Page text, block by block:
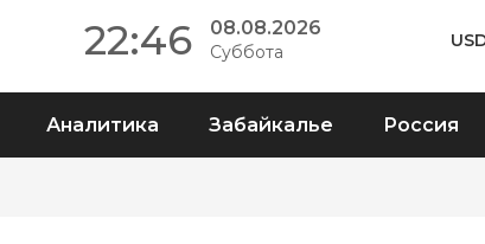
22:46 08.08.2026
Суббота
Аналитика Забайкалье Россия